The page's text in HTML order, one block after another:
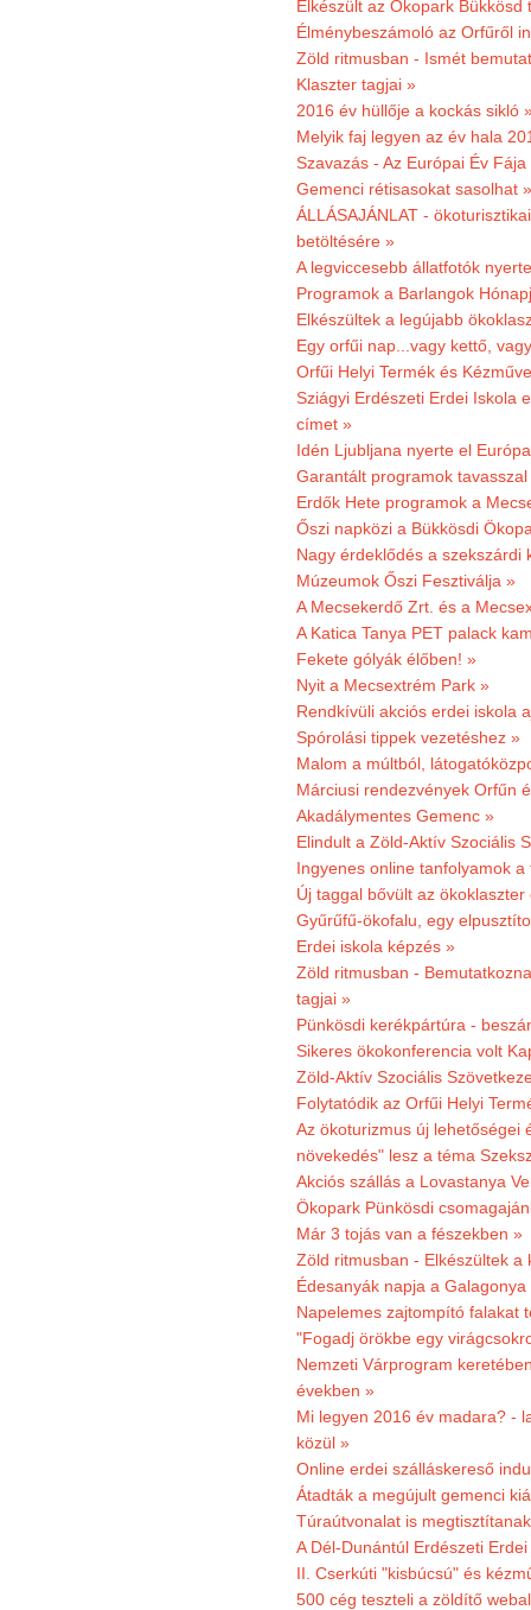
Elkészült az Ökopark
Élménybeszámoló az Orfűről
Zöld ritmusban - Ismét
Klaszter tagjai »
2016 év hüllője a kockás sikló
Melyik faj legyen az év hala
Szavazás - Az Európai Év
Gemenci rétisasokat sasolhat »
ÁLLÁSAJÁNLAT -
betöltésére »
A legviccesebb állatfotók
Programok a Barlangok
Elkészültek a legújabb
Egy orfűi nap...vagy kettő,
Orfűi Helyi Termék és
Sziágyi Erdészeti Erdei Iskola
címet »
Idén Ljubljana nyerte el
Garantált programok tavasszal
Erdők Hete programok a
Őszi napközi a Bükkösdi
Nagy érdeklődés a szekszárdi
Múzeumok Őszi Fesztiválja »
A Mecsekerdő Zrt. és a
A Katica Tanya PET palack
Fekete gólyák élőben! »
Nyit a Mecsextrém Park »
Rendkívüli akciós erdei iskola
Spórolási tippek vezetéshez »
Malom a múltból,
Márciusi rendezvények Orfűn
Akadálymentes Gemenc »
Elindult a Zöld-Aktív Szociális
Ingyenes online tanfolyamok
Új taggal bővült az ökoklaszter
Gyűrűfű-ökofalu, egy
Erdei iskola képzés »
Zöld ritmusban -
tagjai »
Pünkösdi kerékpártúra -
Sikeres ökokonferencia volt
Zöld-Aktív Szociális
Folytatódik az Orfűi Helyi
Az ökoturizmus új lehetőségei
növekedés" lesz a téma
Akciós szállás a Lovastanya
Ökopark Pünkösdi
Már 3 tojás van a fészekben »
Zöld ritmusban - Elkészültek
Édesanyák napja a
Napelemes zajtompító falakat
"Fogadj örökbe egy
Nemzeti Várprogram
években »
Mi legyen 2016 év madara? -
közül »
Online erdei szálláskereső
Átadták a megújult gemenci
Túraútvonalat is
A Dél-Dunántúl Erdészeti
II. Cserkúti "kisbúcsú" és
500 cég teszteli a zöldítő